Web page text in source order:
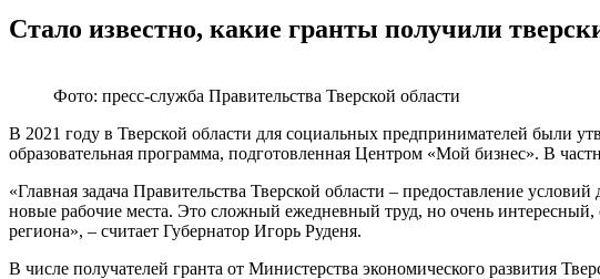
Стало известно, какие гранты получили
Фото: пресс-служба Правительства Тверской области
В 2021 году в Тверской области для социальных предпринимателей были
образовательная программа, подготовленная Центром «Мой бизнес». В
«Главная задача Правительства Тверской области – предоставление
новые рабочие места. Это сложный ежедневный труд, но очень
региона», – считает Губернатор Игорь Руденя.
В числе получателей гранта от Министерства экономического развития